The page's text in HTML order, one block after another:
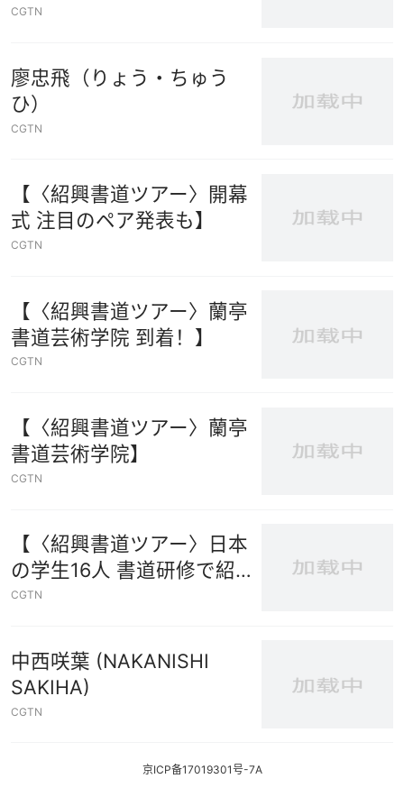
家が講義】
CGTN
廖忠飛（りょう・ちゅう
ひ）
CGTN
【〈紹興書道ツアー〉開幕
式 注目のペア発表も】
CGTN
【〈紹興書道ツアー〉蘭亭
書道芸術学院 到着！】
CGTN
【〈紹興書道ツアー〉蘭亭
書道芸術学院】
CGTN
【〈紹興書道ツアー〉日本
の学生16人 書道研修で紹興
市へ】
CGTN
中西咲葉 (NAKANISHI
SAKIHA)
CGTN
京ICP备17019301号-7A